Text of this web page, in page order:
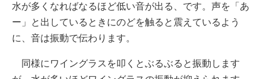
水が多くなればなるほど低い音が出る、です。声を「あ
ー」と出しているときにのどを触ると震えているよう
に、音は振動で伝わります。
同様にワイングラスを叩くとぶるぶると振動します